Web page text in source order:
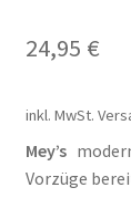
Impresso
24,95 €
inkl. MwSt.
Mey’s
Vorzüge